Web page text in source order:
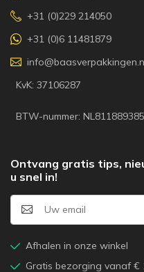
+31 (0)229 214050
+31 (0)6 11481879
KvK: 37106287
BTW-nummer:
Ontvang gratis tips,
u snel in!
Afhalen in onze winkel
Gratis bezorging vanaf €